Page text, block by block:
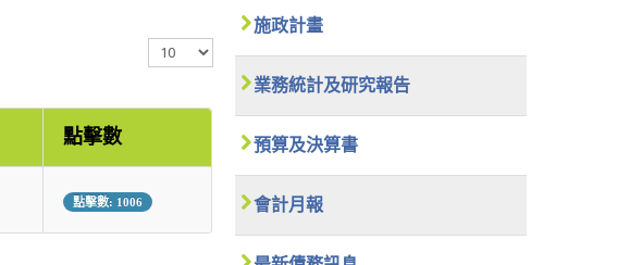
顯
示
點擊數
點擊數: 1006
施政計畫
業務統計及研究報告
預算及決算書
會計月報